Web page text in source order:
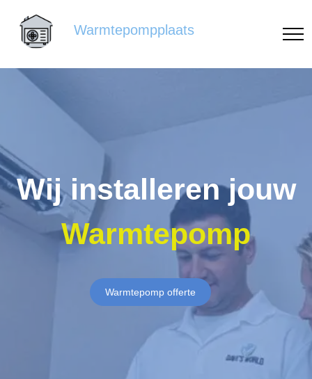
Warmtepompplaats
Wij installeren jouw
Warmtepomp
Warmtepomp offerte